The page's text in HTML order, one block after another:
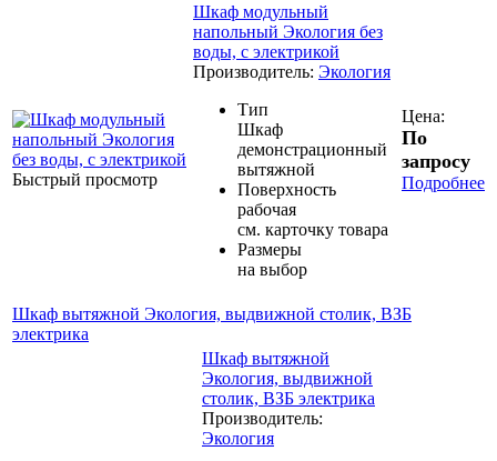
Быстрый просмотр
Шкаф модульный
напольный Экология без
воды, с электрикой
Производитель: Экология
Тип
Шкаф
демонстрационный
вытяжной
Поверхность
рабочая
см. карточку товара
Размеры
на выбор
Цена:
По
запросу
Подробнее
Шкаф вытяжной Экология, выдвижной столик, ВЗБ
электрика
Шкаф вытяжной
Экология, выдвижной
столик, ВЗБ электрика
Производитель:
Экология